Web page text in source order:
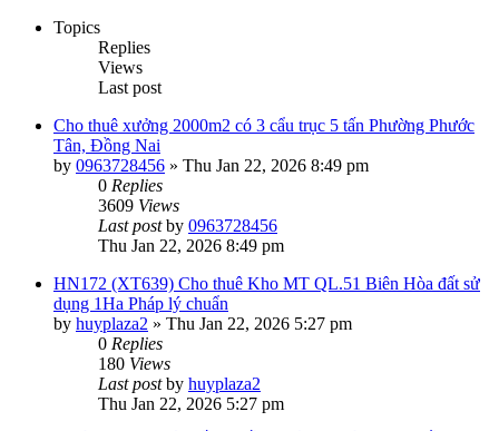
Topics
Replies
Views
Last post
Cho thuê xưởng 2000m2 có 3 cẩu trục 5 tấn Phường Phước
Tân, Đồng Nai
by 0963728456 » Thu Jan 22, 2026 8:49 pm
0 Replies
3609 Views
Last postby 0963728456
Thu Jan 22, 2026 8:49 pm
HN172 (XT639) Cho thuê Kho MT QL.51 Biên Hòa đất sử
dụng 1Ha Pháp lý chuẩn
by huyplaza2 » Thu Jan 22, 2026 5:27 pm
0 Replies
180 Views
Last postby huyplaza2
Thu Jan 22, 2026 5:27 pm